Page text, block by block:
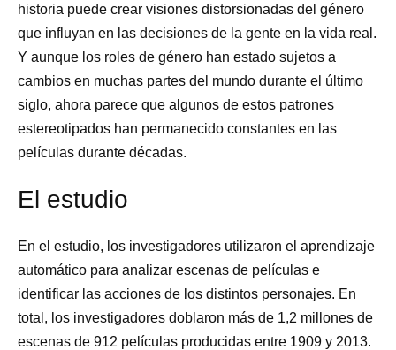
historia puede crear visiones distorsionadas del género
que influyan en las decisiones de la gente en la vida real.
Y aunque los roles de género han estado sujetos a
cambios en muchas partes del mundo durante el último
siglo, ahora parece que algunos de estos patrones
estereotipados han permanecido constantes en las
películas durante décadas.
El estudio
En el estudio, los investigadores utilizaron el aprendizaje
automático para analizar escenas de películas e
identificar las acciones de los distintos personajes. En
total, los investigadores doblaron más de 1,2 millones de
escenas de 912 películas producidas entre 1909 y 2013.